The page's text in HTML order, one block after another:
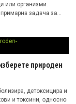
или организми.
задача за
природен
детоксицира и
и токсини, односно